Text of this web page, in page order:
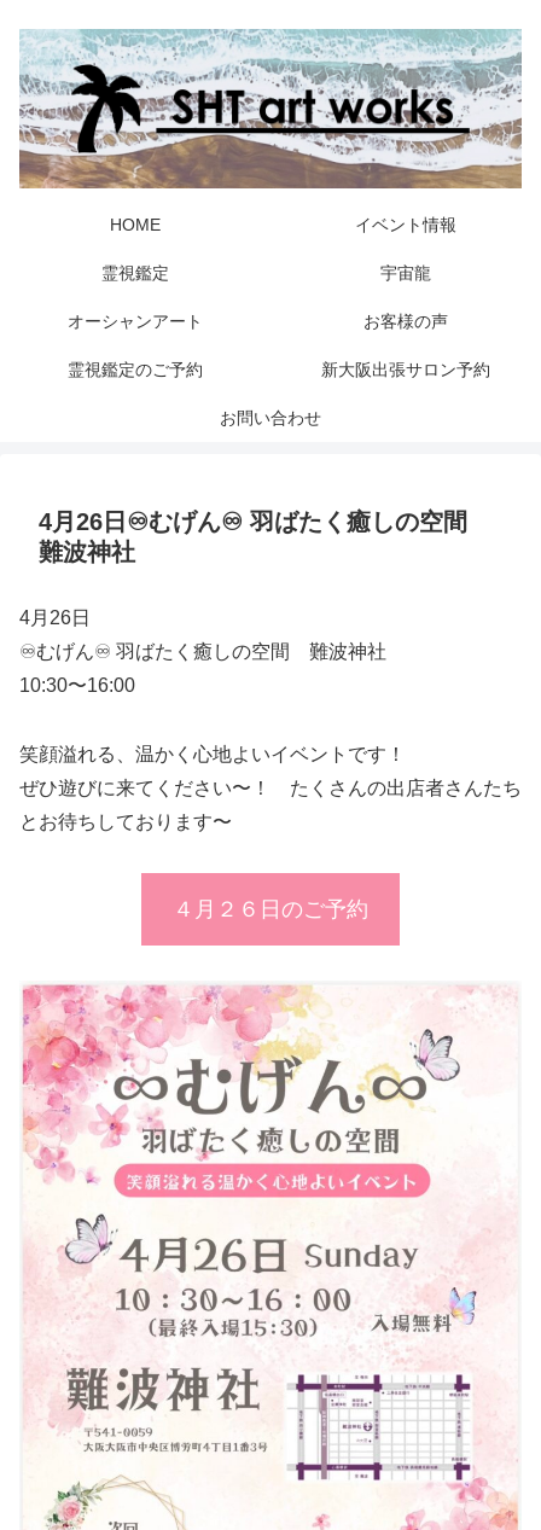
HOME イベント情報
霊視鑑定 宇宙龍
オーシャンアート お客様の声
霊視鑑定のご予約 新大阪出張サロン予約
お問い合わせ
4月26日♾️むげん♾️ 羽ばたく癒しの空間
難波神社
4月26日
♾️むげん♾️ 羽ばたく癒しの空間 難波神社
10:30〜16:00
笑顔溢れる、温かく心地よいイベントです！
ぜひ遊びに来てください〜！ たくさんの出店者さんたち
とお待ちしております〜
４月２６日のご予約